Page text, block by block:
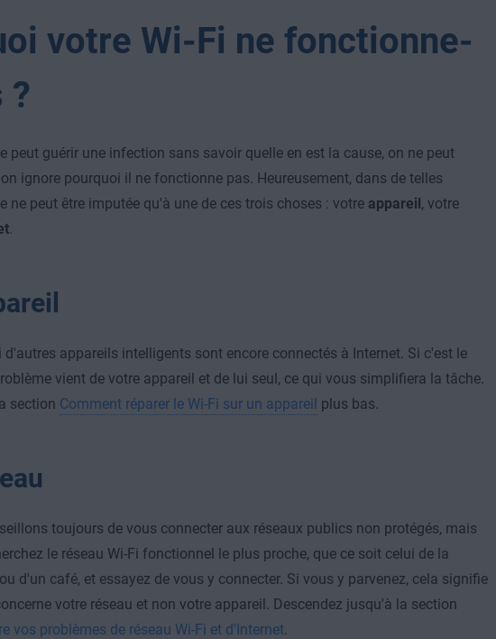
votre Wi-Fi ne fonctionne-
?
peut guérir une infection sans savoir quelle en est la cause, on ne peut
ignore pourquoi il ne fonctionne pas. Heureusement, dans de telles
ne peut être imputée qu'à une de ces trois choses : votre appareil, votre
.
appareils intelligents sont encore connectés à Internet. Si c'est le
vient de votre appareil et de lui seul, ce qui vous simplifiera la tâche.
section Comment réparer le Wi-Fi sur un appareil plus bas.
toujours de vous connecter aux réseaux publics non protégés, mais
le réseau Wi-Fi fonctionnel le plus proche, que ce soit celui de la
d'un café, et essayez de vous y connecter. Si vous y parvenez, cela signifie
votre réseau et non votre appareil. Descendez jusqu'à la section
vos problèmes de réseau Wi-Fi et d'Internet.